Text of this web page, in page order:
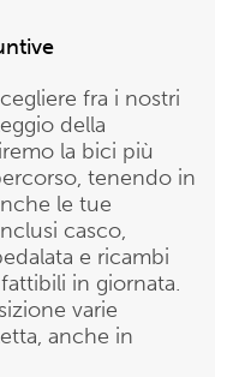
fra i nostri
della
la bici più
tenendo in
le tue
casco,
e ricambi
in giornata.
varie
anche in